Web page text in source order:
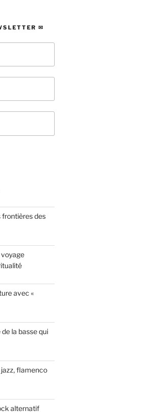
✉
frontières des
voyage
avec «
la basse qui
jazz, flamenco
alternatif